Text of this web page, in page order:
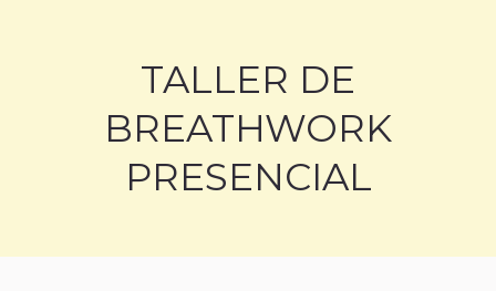
TALLER DE
BREATHWORK
PRESENCIAL